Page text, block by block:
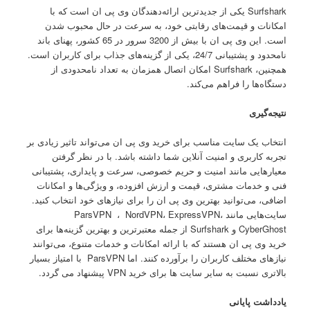
Surfshark یکی از جدیدترین ارائه‌دهندگان وی پی ان است که با
امکانات و قیمت‌های رقابتی خود، به سرعت در حال محبوب شدن
است. این وی پی ان با بیش از 3200 سرور در 65 کشور، پهنای باند
نامحدود و پشتیبانی 24/7، یکی از گزینه‌های جذاب برای کاربران است.
همچنین، Surfshark امکان اتصال همزمان به تعداد نامحدودی از
دستگاه‌ها را فراهم می‌کند.
نتیجه‌گیری
انتخاب یک سایت مناسب برای خرید وی پی ان می‌تواند تاثیر زیادی بر
تجربه کاربری و امنیت آنلاین شما داشته باشد. با در نظر گرفتن
معیارهایی مانند امنیت و حریم خصوصی، سرعت و پایداری، پشتیبانی
فنی و خدمات مشتری، قیمت و ارزش افزوده، و ویژگی‌ها و امکانات
اضافی، می‌توانید بهترین وی پی ان را برای نیازهای خود انتخاب کنید.
سایت‌هایی مانند ParsVPN ، NordVPN، ExpressVPN،
CyberGhost و Surfshark از جمله معتبرترین و بهترین گزینه‌ها برای
خرید وی پی ان هستند که با ارائه امکانات و خدمات متنوع، می‌توانند
نیازهای مختلف کاربران را برآورده کنند. اما ParsVPN با امتیاز بسیار
بالاتری نسبت به سایر سایت ها برای خرید VPN پیشنهاد می گردد.
یادداشت پایانی